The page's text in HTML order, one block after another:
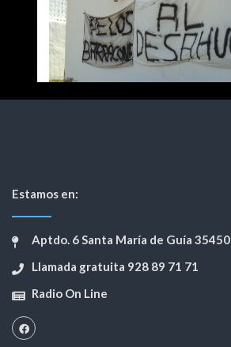
Estamos en:
Aptdo. 6 Santa María de Guía 35450
Llamada gratuita 928 89 71 71
Radio On Line